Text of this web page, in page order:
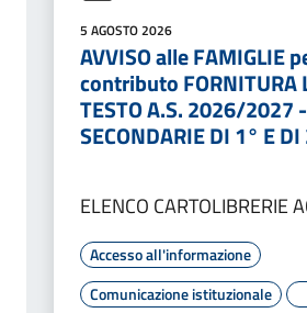
5 AGOSTO 2026
AVVISO alle FAMIGLIE
contributo FORNITURA
TESTO A.S. 2026/2027
SECONDARIE DI 1° E
ELENCO CARTOLIBRERIE
Accesso all'informazione
Comunicazione istituzionale